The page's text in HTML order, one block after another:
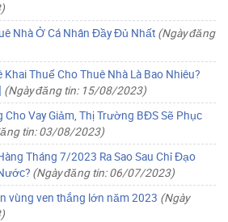
Nhà Ở Cá Nhân Đầy Đủ Nhất (Ngày đăng
Thuế Cho Thuê Nhà Là Bao Nhiêu?
(Ngày đăng tin: 15/08/2023)
Cho Vay Giảm, Thị Trường BĐS Sẽ Phục
tin: 03/08/2023)
Tháng 7/2023 Ra Sao Sau Chỉ Đạo
(Ngày đăng tin: 06/07/2023)
vùng ven thắng lớn năm 2023 (Ngày